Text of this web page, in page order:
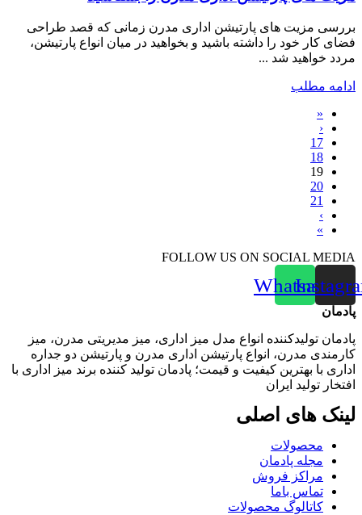
بررسی مزیت های پارتیشن اداری مدرن زمانی که قصد طراحی
فضای کار خود را داشته باشید و بخواهید در میان انواع پارتیشن،
مردد خواهید شد ...
ادامه مطلب
«
‹
17
18
19
20
21
›
»
FOLLOW US ON SOCIAL MEDIA
Whatsapp
پادمان
پادمان تولیدکننده انواع مدل میز اداری، میز مدیریتی مدرن، میز
کارمندی مدرن، انواع پارتیشن اداری مدرن و پارتیشن دو جداره
اداری با بهترین کیفیت و قیمت؛ پادمان تولید کننده برند میز اداری با
افتخار تولید ایران
لینک‌ های اصلی
محصولات
مجله پادمان
مراکز فروش
تماس باما
کاتالوگ محصولات